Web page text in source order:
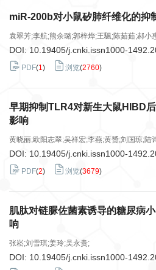
miR-200b对小鼠矽肺纤维化的抑
袁翠芳;李航;熊余璐;郭梓烨;王颿;陈茹茹;郝小
DOI: 10.19405/j.cnki.issn1000-
PDF(1) 浏览(2760)
早期抑制TLR4对新生大鼠HIBD
影响
黄晓丽;欧阳志翠;吴祥宏;李燕;黄赟;刘国琼;陆
DOI: 10.19405/j.cnki.issn1000-
PDF(2) 浏览(3679)
肌肽对链脲佐菌素诱导的糖尿病
响
张崧;刘雪琪;姜玲;吴永贵;
DOI: 10.19405/j.cnki.issn1000-